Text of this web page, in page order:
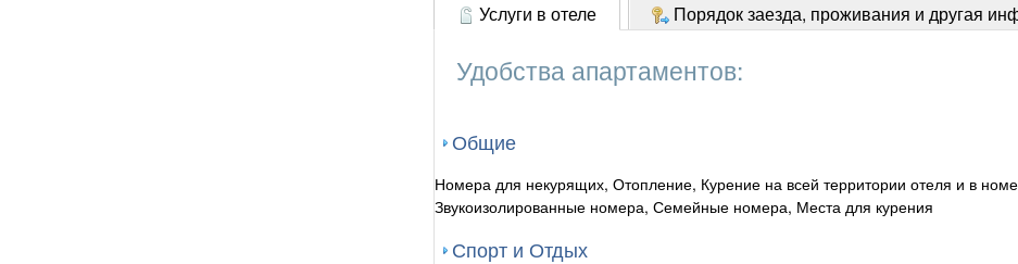
Услуги в отеле Порядок заезда, проживания и другая
Удобства апартаментов:
Общие
Номера для некурящих, Отопление, Курение на всей территории отеля и в
Звукоизолированные номера, Семейные номера, Места для курения
Спорт и Отдых